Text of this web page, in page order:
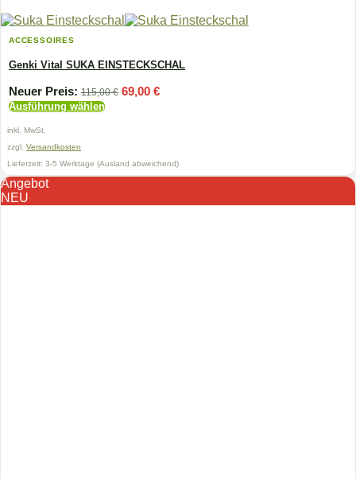
ACCESSOIRES
Genki Vital SUKA EINSTECKSCHAL
Neuer Preis: 115,00€ Ursprünglicher
69,00 €Aktueller
Ausführung wählen
Produkt
weist
mehrere
Varianten
auf.
Die
inkl. MwSt.
zzgl. Versandkosten
Lieferzeit: 3-5 Werktage (Ausland abweichend)
Angebot
NEU